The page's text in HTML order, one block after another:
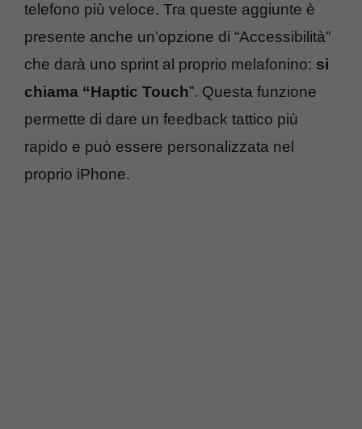
telefono più veloce. Tra queste aggiunte è
presente anche un’opzione di “Accessibilità”
che darà uno sprint al proprio melafonino: si
chiama “Haptic Touch”. Questa funzione
permette di dare un feedback tattico più
rapido e può essere personalizzata nel
proprio iPhone.